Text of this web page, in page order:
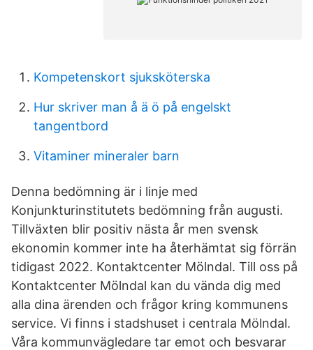
Kompetenskort sjuksköterska
Hur skriver man å ä ö på engelskt
tangentbord
Vitaminer mineraler barn
Denna bedömning är i linje med
Konjunkturinstitutets bedömning från augusti.
Tillväxten blir positiv nästa år men svensk
ekonomin kommer inte ha återhämtat sig förrän
tidigast 2022. Kontaktcenter Mölndal. Till oss på
Kontaktcenter Mölndal kan du vända dig med
alla dina ärenden och frågor kring kommunens
service. Vi finns i stadshuset i centrala Mölndal.
Våra kommunvägledare tar emot och besvarar